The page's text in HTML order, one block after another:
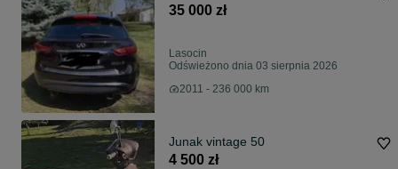
35 000 zł
Lasocin
Odświeżono dnia 03 sierpnia 2026
2011 - 236 000 km
Junak vintage 50
4 500 zł